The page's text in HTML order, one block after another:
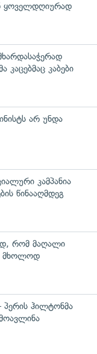
ყოველდღიურად
კაცებმაც კაბები
არ უნდა
კამპანია
წინააღმდეგ
რომ მაღალი
მხოლოდ
ჰილტონმა